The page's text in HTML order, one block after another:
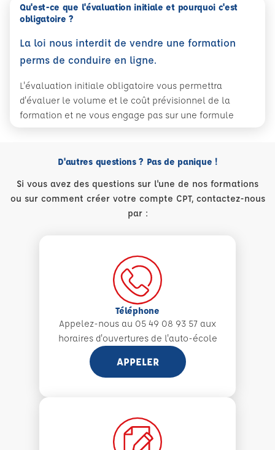
Qu'est-ce que l'évaluation initiale et pourquoi c'est
obligatoire ?
La loi nous interdit de vendre une formation
perms de conduire en ligne.
L'évaluation initiale obligatoire vous permettra
d'évaluer le volume et le coût prévisionnel de la
formation et ne vous engage pas sur une formule
D'autres questions ? Pas de panique !
Si vous avez des questions sur l'une de nos formations
ou sur comment créer votre compte CPT, contactez-nous
par :
Téléphone
Appelez-nous au 05 49 08 93 57 aux
horaires d'ouvertures de l'auto-école
APPELER